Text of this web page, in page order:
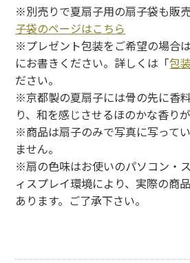
※別売りで夏扇子用の扇子袋も販
子袋のページはこちら
※プレゼント包装をご希望の場合
にお書きください。詳しくは「包
ださい。
※京都製の夏扇子には骨の先に香
り、和を感じさせるほのかな香りが
※商品は扇子のみで写真に写って
ません。
※扇の色味はお使いのパソコン・
ィスプレイ環境により、実際の商
あります。ご了承下さい。